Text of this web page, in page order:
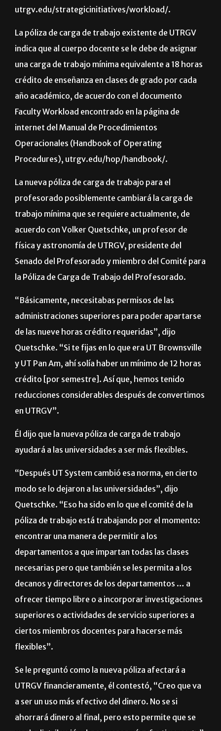
sitio web UTRGV Faculty Workload Committee
utrgv.edu/strategicinitiatives/workload/.
La póliza de carga de trabajo existente de UTRGV
indica que al cuerpo docente se le debe de asignar
una carga de trabajo mínima equivalente a 18 horas
crédito de enseñanza en clases de grado por cada
año académico, de acuerdo con el documento
internet del Manual de Procedimientos
Operacionales (Handbook of Operating
Procedures), utrgv.edu/hop/handbook/.
La nueva póliza de carga de trabajo para el
profesorado posiblemente cambiará la carga de
trabajo mínima que se requiere actualmente, de
acuerdo con Volker Quetschke, un profesor de
física y astronomía de UTRGV, presidente del
Senado del Profesorado y miembro del Comité para
la Póliza de Carga de Trabajo del Profesorado.
“Básicamente, necesitabas permisos de las
administraciones superiores para poder apartarse
de las nueve horas crédito requeridas”, dijo
Quetschke. “Si te fijas en lo que era UT Brownsville
y UT Pan Am, ahí solía haber un mínimo de 12 horas
crédito [por semestre]. Así que, hemos tenido
en UTRGV”.
Él dijo que la nueva póliza de carga de trabajo
ayudará a las universidades a ser más flexibles.
“Después UT System cambió esa norma, en cierto
modo se lo dejaron a las universidades”, dijo
Quetschke. “Eso ha sido en lo que el comité de la
póliza de trabajo está trabajando por el momento:
encontrar una manera de permitir a los
departamentos a que impartan todas las clases
necesarias pero que también se les permita a los
decanos y directores de los departamentos … a
ofrecer tiempo libre o a incorporar investigaciones
superiores o actividades de servicio superiores a
flexibles”.
Se le preguntó como la nueva póliza afectará a
a ser un uso más efectivo del dinero. No se si